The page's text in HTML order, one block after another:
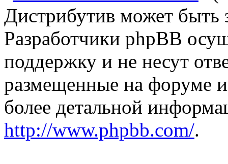
Дистрибутив может быть
Разработчики phpBB
поддержку и не несут
размещенные на форуме
более детальной
http://www.phpbb.com/.